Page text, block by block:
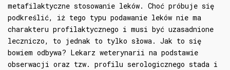
metafilaktyczne stosowanie leków. Choć próbuje się
podkreślić, iż tego typu podawanie leków nie ma
charakteru profilaktycznego i musi być uzasadnione
leczniczo, to jednak to tylko słowa. Jak to się
bowiem odbywa? Lekarz weterynarii na podstawie
obserwacji oraz tzw. profilu serologicznego stada i